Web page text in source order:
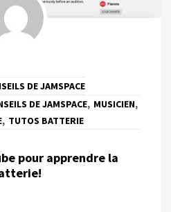
DE JAMSPACE
DE JAMSPACE, MUSICIEN,
, TUTOS BATTERIE
pour apprendre la